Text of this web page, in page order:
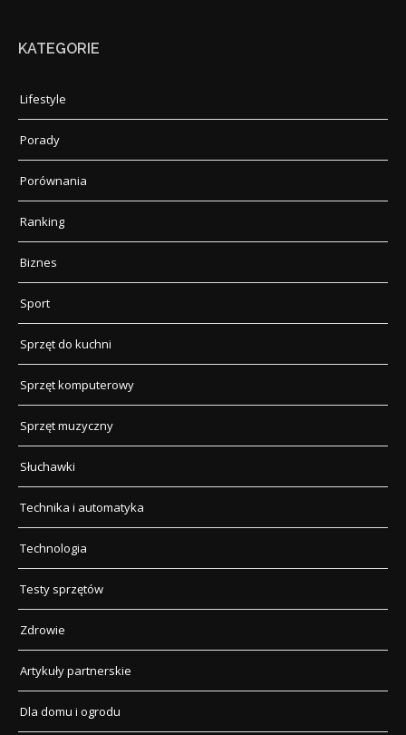
KATEGORIE
Lifestyle
Porady
Porównania
Ranking
Biznes
Sport
Sprzęt do kuchni
Sprzęt komputerowy
Sprzęt muzyczny
Słuchawki
Technika i automatyka
Technologia
Testy sprzętów
Zdrowie
Artykuły partnerskie
Dla domu i ogrodu